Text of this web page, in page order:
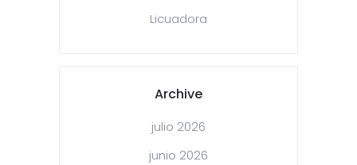
Licuadora
Archive
julio 2026
junio 2026